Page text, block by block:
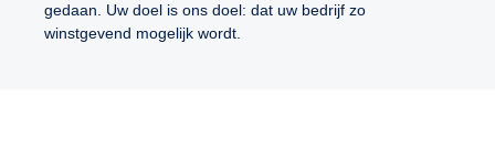
gedaan. Uw doel is ons doel: dat uw bedrijf zo
winstgevend mogelijk wordt.